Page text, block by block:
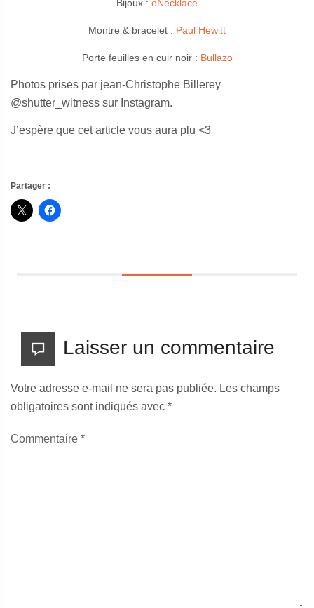
Bijoux : oNecklace
Montre & bracelet : Paul Hewitt
Porte feuilles en cuir noir : Bullazo
Photos prises par jean-Christophe Billerey
@shutter_witness sur Instagram.
J’espère que cet article vous aura plu <3
Partager :
Laisser un commentaire
Votre adresse e-mail ne sera pas publiée. Les champs
obligatoires sont indiqués avec *
Commentaire *